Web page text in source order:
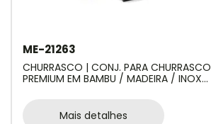
ME-21263
CHURRASCO | CONJ. PARA CHURRASCO
PREMIUM EM BAMBU / MADEIRA / INOX -
Mais detalhes